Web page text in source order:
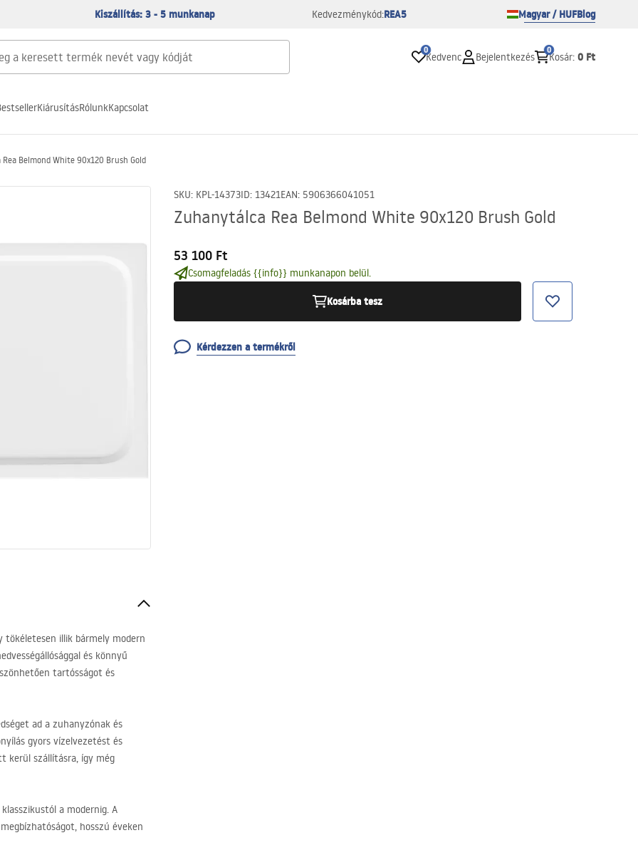
Kiszállítás: 3 - 5 munkanap Kedvezménykód:REA5 Magyar / HUFBlog
0
Kedvenc Bejelentkezés
0
Kosár: 0 Ft
KiárusításRólunkKapcsolat
Belmond White 90x120 Brush Gold
SKU: KPL-14373ID: 13421EAN: 5906366041051
Zuhanytálca Rea Belmond White 90x120 Brush Gold
53 100 Ft
Csomagfeladás {{info}} munkanapon belül.
Kosárba tesz
Kérdezzen a termékről
tökéletesen illik bármely modern
és könnyű
tartósságot és
ad a zuhanyzónak és
gyors vízelvezetést és
kerül szállításra, így még
a modernig. A
hosszú éveken